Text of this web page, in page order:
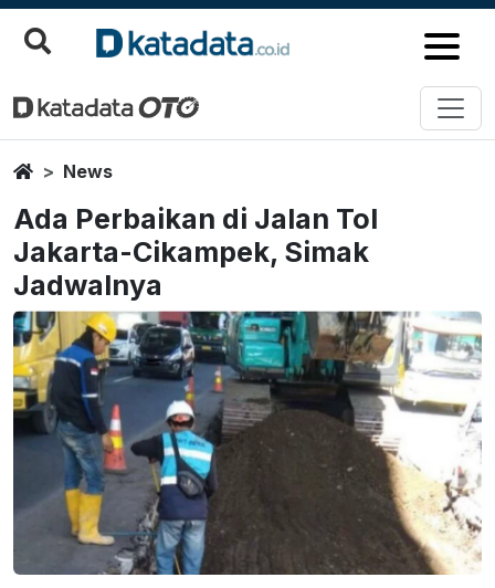
HomeNews
Ada Perbaikan di Jalan Tol
Jakarta-Cikampek, Simak
Jadwalnya